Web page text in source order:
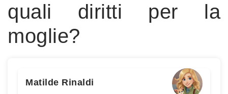
quali diritti per la
moglie?
Matilde Rinaldi